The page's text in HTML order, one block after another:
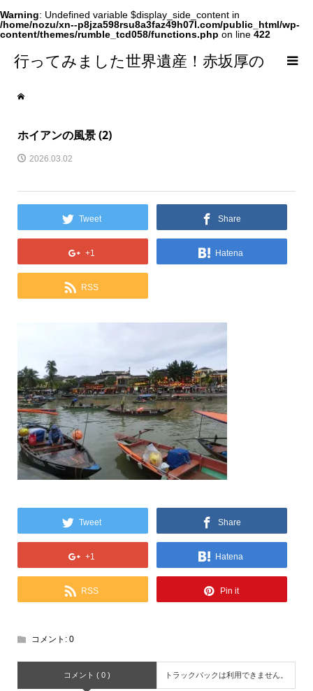
Warning: Undefined variable $display_side_content in
/home/nozu/xn--p8jza598rsu8a3faz49h07l.com/public_html/wp-
content/themes/rumble_tcd058/functions.php on line 422
行ってみました世界遺産！赤坂厚の
world Heritage
ホイアンの風景 (2)
2026.03.02
Tweet Share
+1 Hatena
RSS
Tweet Share
+1 Hatena
RSS Pin it
コメント: 0
コメント ( 0 ) トラックバックは利用できません。